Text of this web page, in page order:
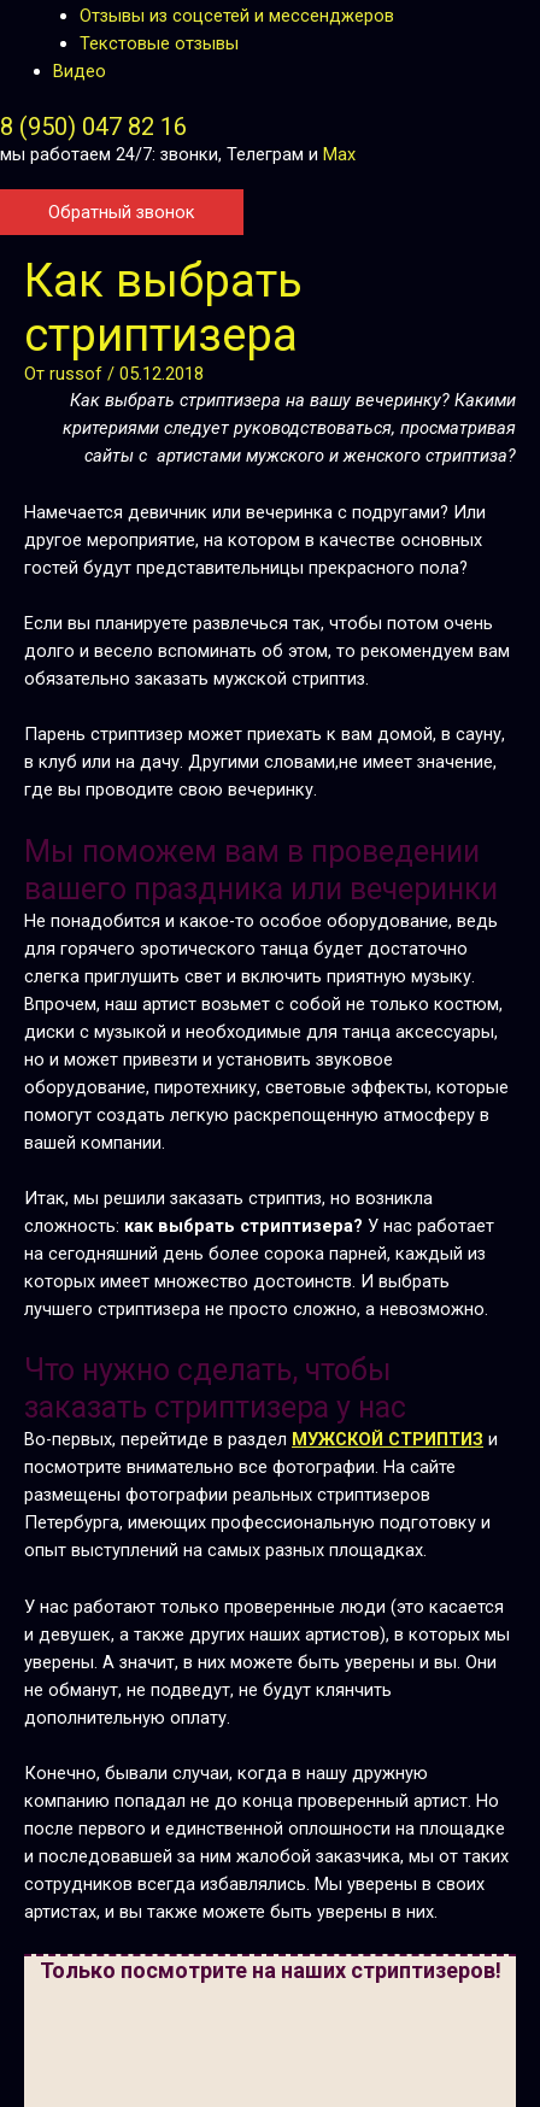
Отзывы из соцсетей и мессенджеров
Текстовые отзывы
Видео
8 (950) 047 82 16
мы работаем 24/7: звонки, Телеграм и Max
Обратный звонок
Как выбрать
стриптизера
От russof / 05.12.2018
Как выбрать стриптизера на вашу вечеринку? Какими
критериями следует руководствоваться, просматривая
сайты с артистами мужского и женского стриптиза?
Намечается девичник или вечеринка с подругами? Или
другое мероприятие, на котором в качестве основных
гостей будут представительницы прекрасного пола?
Если вы планируете развлечься так, чтобы потом очень
долго и весело вспоминать об этом, то рекомендуем вам
обязательно заказать мужской стриптиз.
Парень стриптизер может приехать к вам домой, в сауну,
в клуб или на дачу. Другими словами,не имеет значение,
где вы проводите свою вечеринку.
Мы поможем вам в проведении
вашего праздника или вечеринки
Не понадобится и какое-то особое оборудование, ведь
для горячего эротического танца будет достаточно
слегка приглушить свет и включить приятную музыку.
Впрочем, наш артист возьмет с собой не только костюм,
диски с музыкой и необходимые для танца аксессуары,
но и может привезти и установить звуковое
оборудование, пиротехнику, световые эффекты, которые
помогут создать легкую раскрепощенную атмосферу в
вашей компании.
Итак, мы решили заказать стриптиз, но возникла
сложность: как выбрать стриптизера? У нас работает
на сегодняшний день более сорока парней, каждый из
которых имеет множество достоинств. И выбрать
лучшего стриптизера не просто сложно, а невозможно.
Что нужно сделать, чтобы
заказать стриптизера у нас
Во-первых, перейтиде в раздел МУЖСКОЙ СТРИПТИЗ и
посмотрите внимательно все фотографии. На сайте
размещены фотографии реальных стриптизеров
Петербурга, имеющих профессиональную подготовку и
опыт выступлений на самых разных площадках.
У нас работают только проверенные люди (это касается
и девушек, а также других наших артистов), в которых мы
уверены. А значит, в них можете быть уверены и вы. Они
не обманут, не подведут, не будут клянчить
дополнительную оплату.
Конечно, бывали случаи, когда в нашу дружную
компанию попадал не до конца проверенный артист. Но
после первого и единственной оплошности на площадке
и последовавшей за ним жалобой заказчика, мы от таких
сотрудников всегда избавлялись. Мы уверены в своих
артистах, и вы также можете быть уверены в них.
Только посмотрите на наших стриптизеров!
Навигация
по
записям